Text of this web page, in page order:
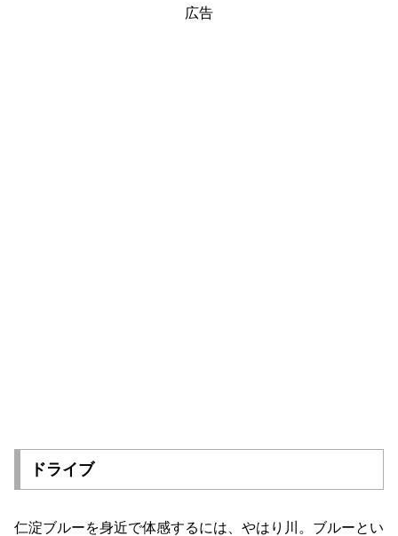
広告
ドライブ
仁淀ブルーを身近で体感するには、やはり川。ブルーとい